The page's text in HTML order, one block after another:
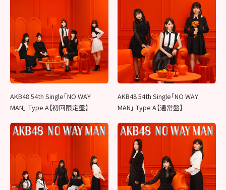
AKB48 54th Single「NO WAY
MAN」 Type A【初回限定盤】
AKB48 54th Single「NO WAY
MAN」 Type A【通常盤】